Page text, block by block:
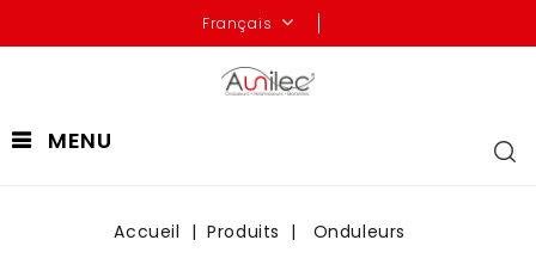
Français
MENU
Accueil Produits Onduleurs